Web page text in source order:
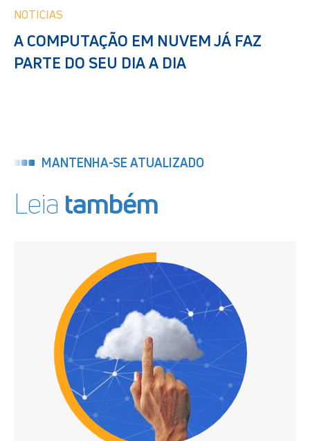
NOTICIAS
A COMPUTAÇÃO EM NUVEM JÁ FAZ
PARTE DO SEU DIA A DIA
MANTENHA-SE ATUALIZADO
Leia também